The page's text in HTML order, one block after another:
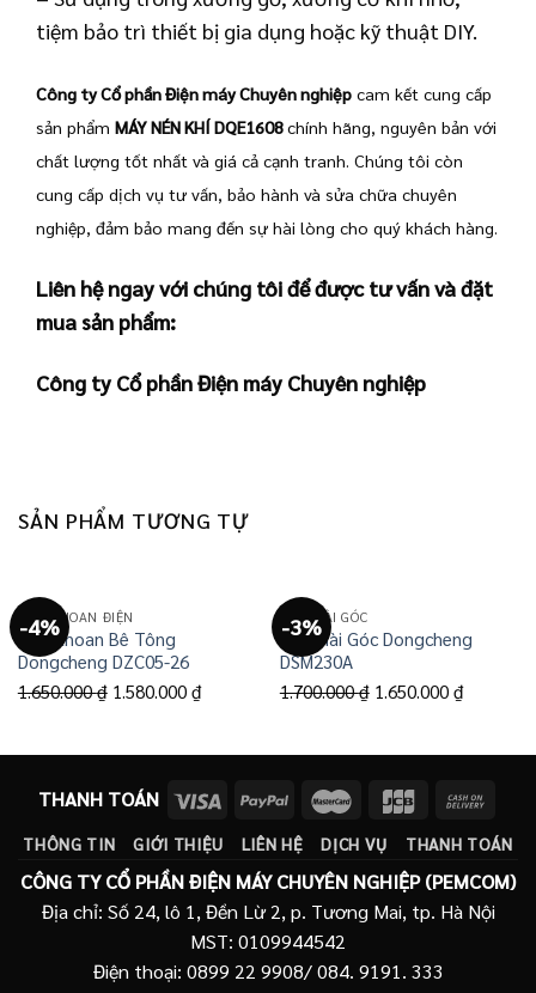
tiệm bảo trì thiết bị gia dụng hoặc kỹ thuật DIY.
Công ty Cổ phần Điện máy Chuyên nghiệp cam kết cung cấp
sản phẩm MÁY NÉN KHÍ DQE1608chính hãng, nguyên bản với
chất lượng tốt nhất và giá cả cạnh tranh. Chúng tôi còn
cung cấp dịch vụ tư vấn, bảo hành và sửa chữa chuyên
nghiệp, đảm bảo mang đến sự hài lòng cho quý khách hàng.
Liên hệ ngay với chúng tôi để được tư vấn và đặt
mua sản phẩm:
Công ty Cổ phần Điện máy Chuyên nghiệp
SẢN PHẨM TƯƠNG TỰ
-4%
MÁY KHOAN ĐIỆN
Máy Khoan Bê Tông
Dongcheng DZC05-26
1.650.000₫ Giá
1.580.000 ₫Giá
1.580.000 ₫.
-3%
MÁY MÀI GÓC
Máy Mài Góc Dongcheng
DSM230A
1.700.000₫ Giá
1.650.000 ₫Giá
THANH TOÁN
THÔNG TIN GIỚI THIỆU LIÊN HỆ DỊCH VỤ THANH TOÁN
CÔNG TY CỔ PHẦN ĐIỆN MÁY CHUYÊN NGHIỆP (PEMCOM)
Địa chỉ: Số 24, lô 1, Đền Lừ 2, p. Tương Mai, tp. Hà Nội
MST: 0109944542
Điện thoại: 0899 22 9908/ 084. 9191. 333